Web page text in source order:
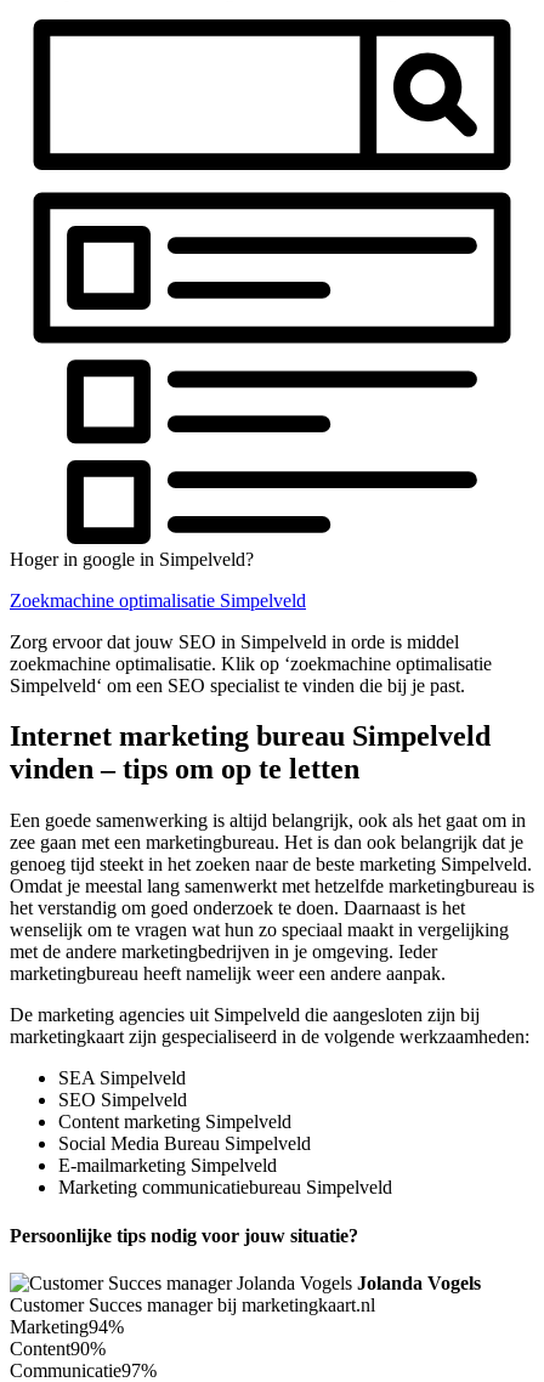
Hoger in google in Simpelveld?
Zoekmachine optimalisatie Simpelveld
Zorg ervoor dat jouw SEO in Simpelveld in orde is middel
zoekmachine optimalisatie. Klik op ‘zoekmachine optimalisatie
Simpelveld‘ om een SEO specialist te vinden die bij je past.
Internet marketing bureau Simpelveld
vinden – tips om op te letten
Een goede samenwerking is altijd belangrijk, ook als het gaat om in
zee gaan met een marketingbureau. Het is dan ook belangrijk dat je
genoeg tijd steekt in het zoeken naar de beste marketing Simpelveld.
Omdat je meestal lang samenwerkt met hetzelfde marketingbureau is
het verstandig om goed onderzoek te doen. Daarnaast is het
wenselijk om te vragen wat hun zo speciaal maakt in vergelijking
met de andere marketingbedrijven in je omgeving. Ieder
marketingbureau heeft namelijk weer een andere aanpak.
De marketing agencies uit Simpelveld die aangesloten zijn bij
marketingkaart zijn gespecialiseerd in de volgende werkzaamheden:
SEA Simpelveld
SEO Simpelveld
Content marketing Simpelveld
Social Media Bureau Simpelveld
E-mailmarketing Simpelveld
Marketing communicatiebureau Simpelveld
Persoonlijke tips nodig voor jouw situatie?
Jolanda Vogels
Customer Succes manager bij marketingkaart.nl
Marketing94%
Content90%
Communicatie97%